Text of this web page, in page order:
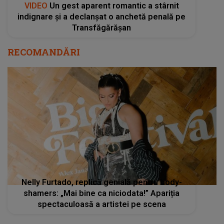
VIDEO Un gest aparent romantic a stârnit
indignare și a declanșat o anchetă penală pe
Transfăgărășan
RECOMANDĂRI
Nelly Furtado, replică genială pentru body-
shamers: „Mai bine ca niciodata!” Apariția
spectaculoasă a artistei pe scena